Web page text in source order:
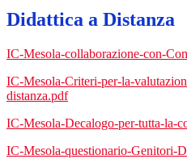
Didattica a Distanza
IC-Mesola-collaborazione-con-
IC-Mesola-Criteri-per-la-
distanza.pdf
IC-Mesola-Decalogo-per-tutta-la-
IC-Mesola-questionario-Genitori-